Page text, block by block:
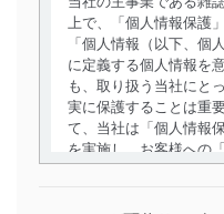
上で、「個人情報保護
「個人情報（以下、個
に定義する個人情報を
も、取り扱う当社にと
実に保護することは重
て、当社は「個人情報
を実施し、お客様への
個人情報の取得・利用・